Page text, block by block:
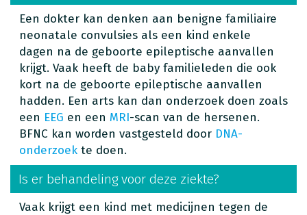
Een dokter kan denken aan benigne familiaire
neonatale convulsies als een kind enkele
dagen na de geboorte epileptische aanvallen
krijgt. Vaak heeft de baby familieleden die ook
kort na de geboorte epileptische aanvallen
hadden. Een arts kan dan onderzoek doen zoals
een EEG en een MRI-scan van de hersenen.
BFNC kan worden vastgesteld door DNA-
onderzoek te doen.
Is er behandeling voor deze ziekte?
Vaak krijgt een kind met medicijnen tegen de